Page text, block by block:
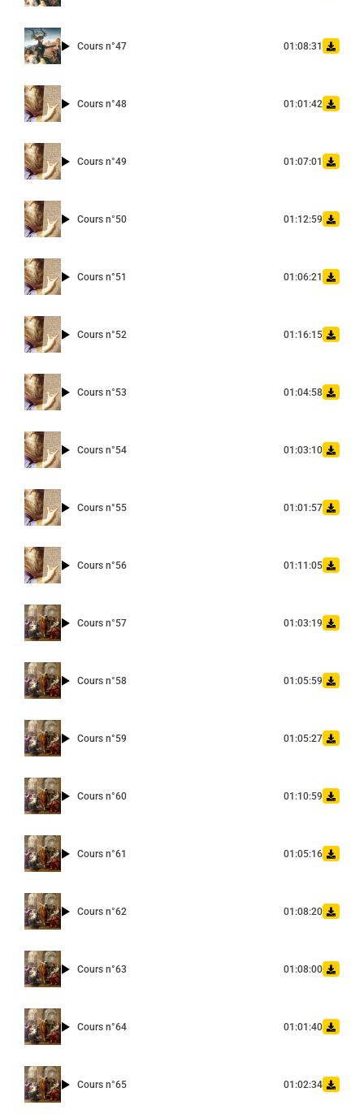
Cours n°47 01:08:31
Cours n°48 01:01:42
Cours n°49 01:07:01
Cours n°50 01:12:59
Cours n°51 01:06:21
Cours n°52 01:16:15
Cours n°53 01:04:58
Cours n°54 01:03:10
Cours n°55 01:01:57
Cours n°56 01:11:05
Cours n°57 01:03:19
Cours n°58 01:05:59
Cours n°59 01:05:27
Cours n°60 01:10:59
Cours n°61 01:05:16
Cours n°62 01:08:20
Cours n°63 01:08:00
Cours n°64 01:01:40
Cours n°65 01:02:34